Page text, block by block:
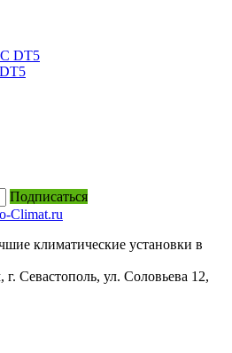
Подписаться
климатические установки в
Севастополь, ул. Соловьева 12,